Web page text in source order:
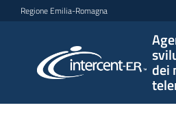
Vai al contenuto
Vai alla navigazione
Vai al footer
Regione Emilia-Romagna
dei
per lo
sviluppo